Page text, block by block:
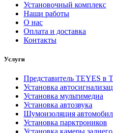
Установочный комплекс
Наши работы
О нас
Оплата и доставка
Контакты
Услуги
Представитель TEYES в
Установка
Установка мультимедиа
Установка автозвука
Шумоизоляция
Установка парктроников